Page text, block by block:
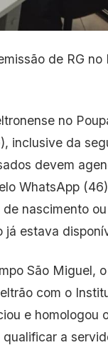
de RG no
no
inclusive da
devem
WhatsApp
nascimento
já estava
São Miguel,
com o
e homologou
a